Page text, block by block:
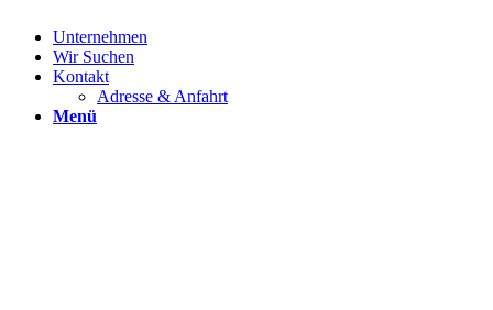
Unternehmen
Wir Suchen
Kontakt
Adresse & Anfahrt
Menü